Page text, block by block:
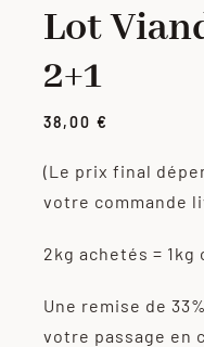
VIANDES MARINÉES
PRODUITS ÉLABORÉS
GRILLADES
Lot
2+1
38,00 €
(Le prix final
votre commande
2kg achetés =
Une remise de
votre passage en